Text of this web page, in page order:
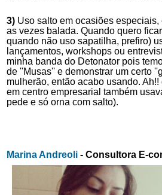
3) Uso salto em ocasiões especiais,
as vezes balada. Quando quero
quando não uso sapatilha, prefiro)
lançamentos, workshops ou
minha banda do Detonator pois
de ''Musas'' e demonstrar um certo
mulherão, então acabo usando.
em centro empresarial também
pede e só orna com salto).
Marina Andreoli - Consultora E-